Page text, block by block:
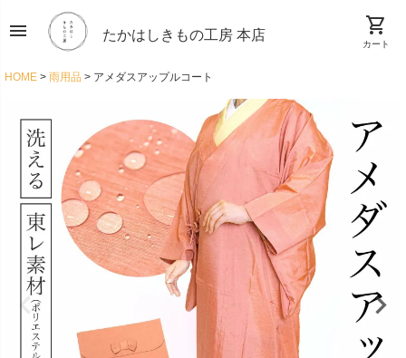
menu たかはしきもの工房 本店 shopping_cart
カート
HOME 雨用品 アメダスアップルコート